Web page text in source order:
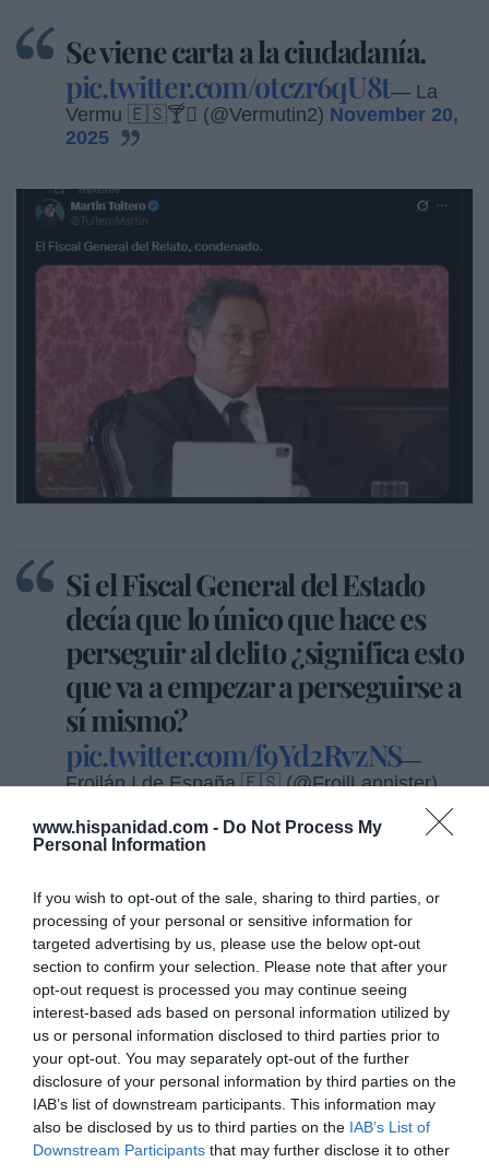
www.hispanidad.com - Do Not Process My
Personal Information
If you wish to opt-out of the sale, sharing to third parties, or
processing of your personal or sensitive information for
targeted advertising by us, please use the below opt-out
section to confirm your selection. Please note that after your
opt-out request is processed you may continue seeing
interest-based ads based on personal information utilized by
us or personal information disclosed to third parties prior to
your opt-out. You may separately opt-out of the further
disclosure of your personal information by third parties on the
IAB’s list of downstream participants. This information may
also be disclosed by us to third parties on the IAB’s List of
Downstream Participants that may further disclose it to other
Se viene carta a la ciudadanía.
pic.twitter.com/otczr6qU8t— La
Vermu 🇪🇸🍸 (@Vermutin2) November 20,
2025
Si el Fiscal General del Estado
decía que lo único que hace es
perseguir al delito ¿significa esto
que va a empezar a perseguirse a
sí mismo?
pic.twitter.com/f9Yd2RvzNS—
Froilán I de España 🇪🇸 (@FroilLannister)
David, esto está empieza a pintar
fatal y me veo compartiendo
celda con la Paqui.
pic.twitter.com/dt9LaL8Zcf— Marta
de Pedro 🇪🇸 (@Martadpp) November 20,
2025